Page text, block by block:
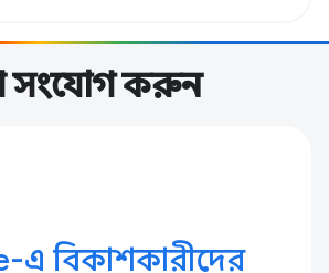
সংযোগ করুন
এ বিকাশকারীদের